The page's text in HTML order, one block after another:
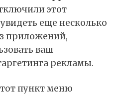
этот
еще несколько
приложений,
ваш
рекламы.
пункт меню